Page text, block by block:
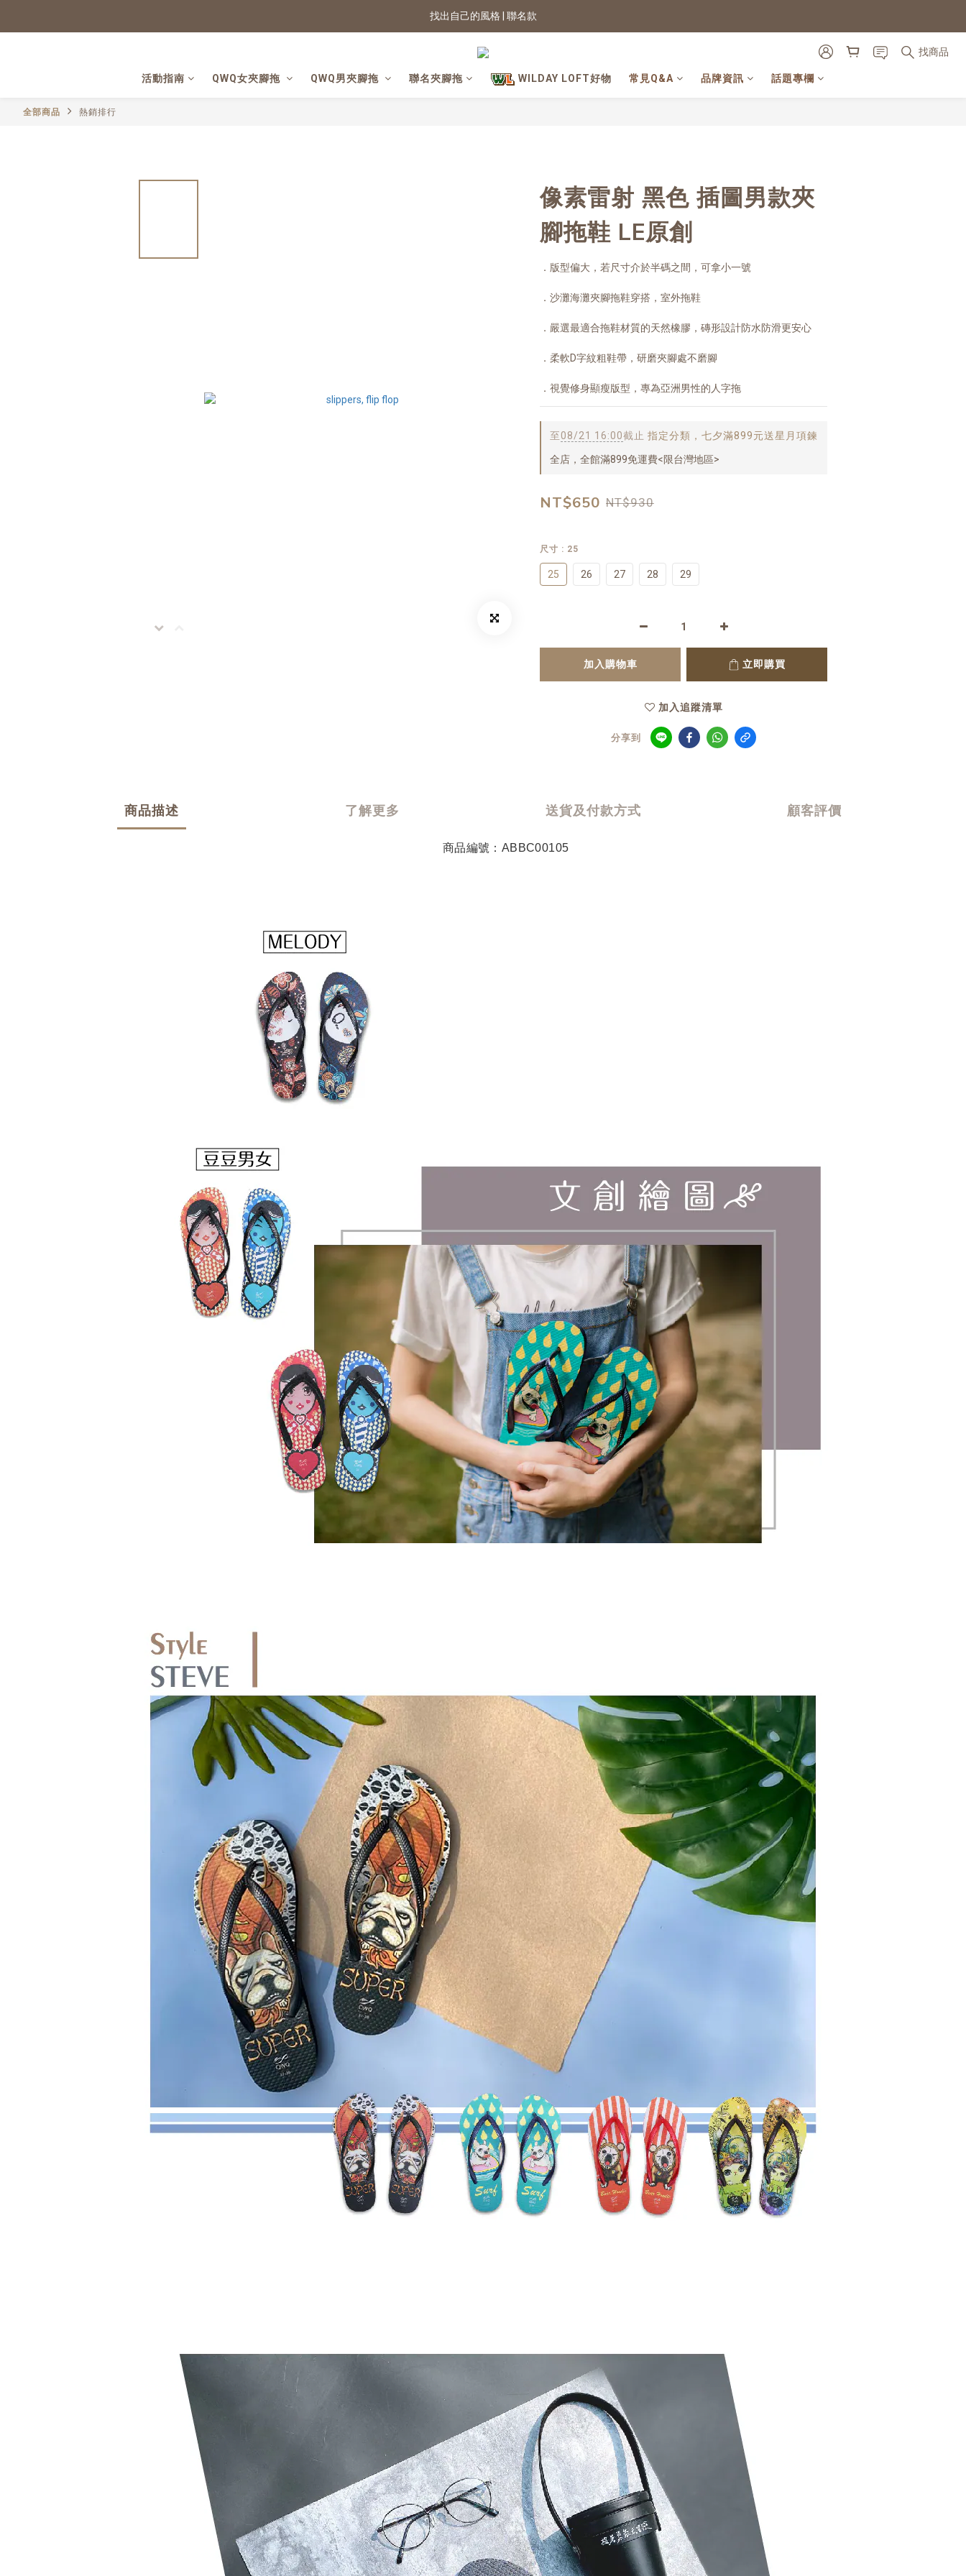
2026新色上市 | 快看
★七夕情人節 滿899送星月項鍊
2026新色上市 | 快看 找商品
活動指南 QWQ女夾腳拖 QWQ男夾腳拖 聯名夾腳拖 WILDAY LOFT好物 常見Q&A 品牌資訊 話題專欄
全部商品 熱銷排行
像素雷射 黑色 插圖男款夾
腳拖鞋 LE原創
．版型偏大，若尺寸介於半碼之間，可拿小一號
．沙灘海灘夾腳拖鞋穿搭，室外拖鞋
．嚴選最適合拖鞋材質的天然橡膠，磚形設計防水防滑更安心
．柔軟D字紋粗鞋帶，研磨夾腳處不磨腳
．視覺修身顯瘦版型，專為亞洲男性的人字拖
至08/21 16:00截止 指定分類，七夕滿899元送星月項鍊
全店，全館滿899免運費<限台灣地區>
NT$650 NT$930
尺寸 : 25
25 26 27 28 29
加入購物車 立即購買
加入追蹤清單
分享到
商品描述 了解更多 送貨及付款方式 顧客評價
商品編號： ABBC00105